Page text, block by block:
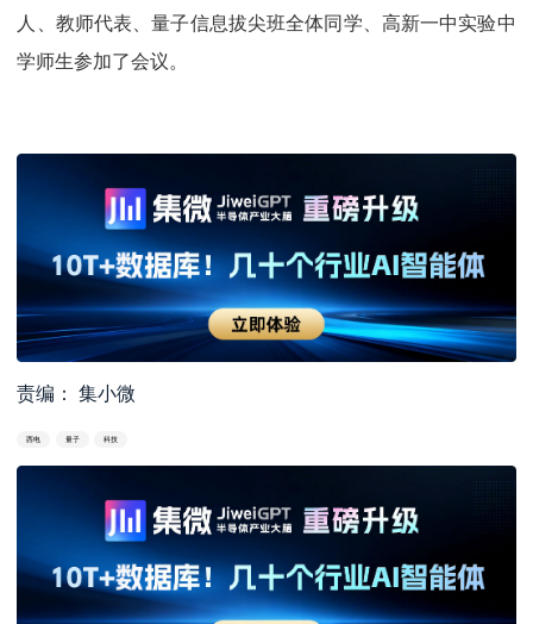
人、教师代表、量子信息拔尖班全体同学、高新一中实验中
学师生参加了会议。
责编： 集小微
西电 量子 科技